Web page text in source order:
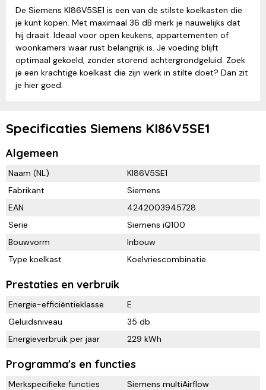
De Siemens KI86V5SE1 is een van de stilste koelkasten die
je kunt kopen. Met maximaal 36 dB merk je nauwelijks dat
hij draait. Ideaal voor open keukens, appartementen of
woonkamers waar rust belangrijk is. Je voeding blijft
optimaal gekoeld, zonder storend achtergrondgeluid. Zoek
je een krachtige koelkast die zijn werk in stilte doet? Dan zit
je hier goed.
Specificaties Siemens KI86V5SE1
Algemeen
Naam (NL)
KI86V5SE1
Fabrikant
Siemens
EAN
4242003945728
Serie
Siemens iQ100
Bouwvorm
Inbouw
Type koelkast
Koelvriescombinatie
Prestaties en verbruik
Energie-efficiëntieklasse
E
Geluidsniveau
35 db
Energieverbruik per jaar
229 kWh
Programma's en functies
Merkspecifieke functies
Siemens multiAirflow